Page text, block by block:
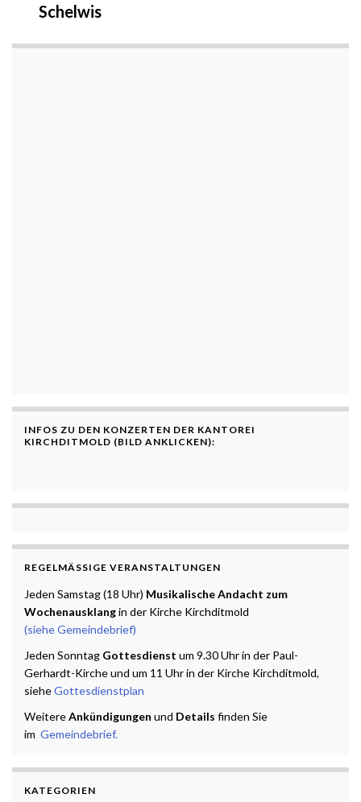
Schelwis
INFOS ZU DEN KONZERTEN DER KANTOREI
KIRCHDITMOLD (BILD ANKLICKEN):
REGELMÄSSIGE VERANSTALTUNGEN
Jeden Samstag (18 Uhr) Musikalische Andacht zum
Wochenausklangin der Kirche Kirchditmold
(siehe Gemeindebrief)
Jeden Sonntag Gottesdienst um 9.30 Uhr in der Paul-
Gerhardt-Kirche und um 11 Uhr in der Kirche Kirchditmold,
sieheGottesdienstplan
WeitereAnkündigungen und Details finden Sie
im Gemeindebrief.
KATEGORIEN